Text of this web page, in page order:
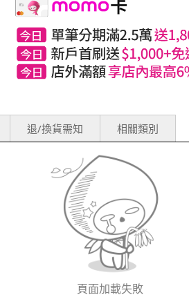
退/換貨需知 相關類別
頁面加載失敗